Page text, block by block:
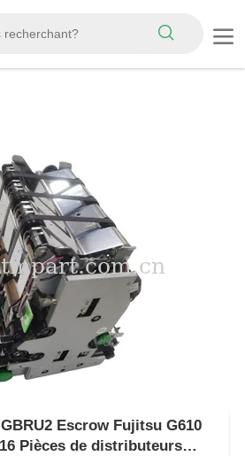
GBRU2 Escrow Fujitsu G610
Pièces de distributeurs